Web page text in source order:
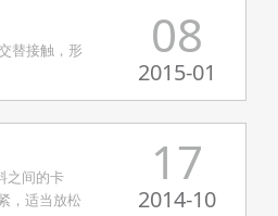
08
2015-01
替接触，形
17
2014-10
之间的卡
，适当放松